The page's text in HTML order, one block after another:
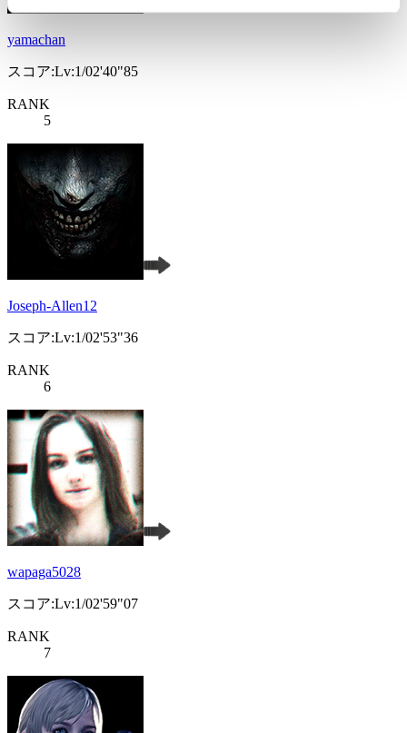
yamachan
スコア:Lv:1/02'40"85
RANK
5
Joseph-Allen12
スコア:Lv:1/02'53"36
RANK
6
wapaga5028
スコア:Lv:1/02'59"07
RANK
7